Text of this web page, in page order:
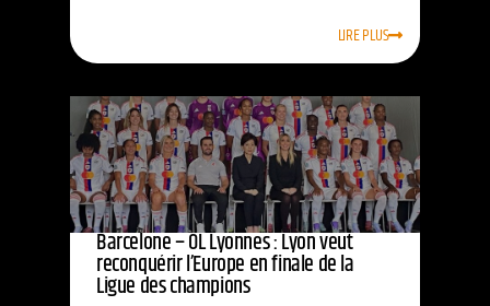
LIRE PLUS
Barcelone – OL Lyonnes : Lyon veut
reconquérir l’Europe en finale de la
Ligue des champions